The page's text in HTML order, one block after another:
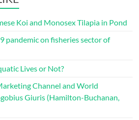
Koi and Monosex Tilapia in Pond
pandemic on fisheries sector of
Lives or Not?
Channel and World
Giuris (Hamilton-Buchanan,